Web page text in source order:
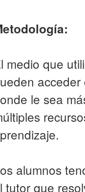
medio que
le sea
alumnos
tutor que